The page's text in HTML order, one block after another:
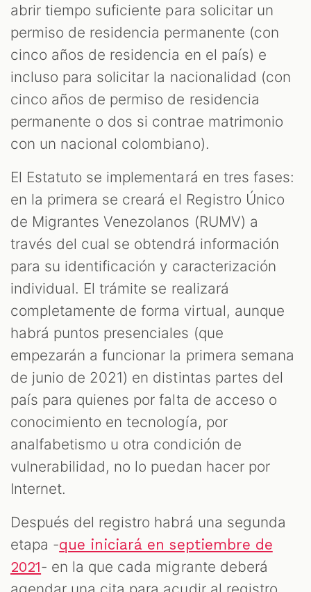
abrir tiempo suficiente para solicitar un
permiso de residencia permanente (con
cinco años de residencia en el país) e
incluso para solicitar la nacionalidad (con
cinco años de permiso de residencia
permanente o dos si contrae matrimonio
con un nacional colombiano).
El Estatuto se implementará en tres fases:
en la primera se creará el Registro Único
de Migrantes Venezolanos (RUMV) a
través del cual se obtendrá información
para su identificación y caracterización
individual. El trámite se realizará
completamente de forma virtual, aunque
habrá puntos presenciales (que
empezarán a funcionar la primera semana
de junio de 2021) en distintas partes del
país para quienes por falta de acceso o
conocimiento en tecnología, por
analfabetismo u otra condición de
vulnerabilidad, no lo puedan hacer por
Internet.
Después del registro habrá una segunda
etapa -que iniciará en septiembre de
2021- en la que cada migrante deberá